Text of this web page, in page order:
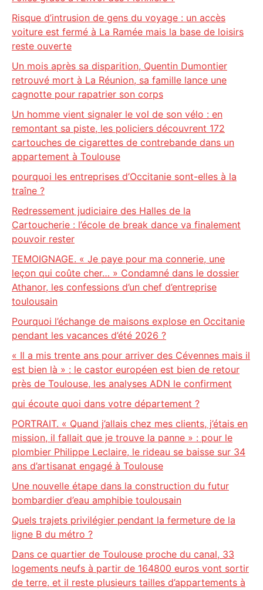
Risque d’intrusion de gens du voyage : un accès
voiture est fermé à La Ramée mais la base de loisirs
reste ouverte
Un mois après sa disparition, Quentin Dumontier
retrouvé mort à La Réunion, sa famille lance une
cagnotte pour rapatrier son corps
Un homme vient signaler le vol de son vélo : en
remontant sa piste, les policiers découvrent 172
cartouches de cigarettes de contrebande dans un
appartement à Toulouse
pourquoi les entreprises d’Occitanie sont-elles à la
traîne ?
Redressement judiciaire des Halles de la
Cartoucherie : l’école de break dance va finalement
pouvoir rester
TEMOIGNAGE. « Je paye pour ma connerie, une
leçon qui coûte cher… » Condamné dans le dossier
Athanor, les confessions d’un chef d’entreprise
toulousain
Pourquoi l’échange de maisons explose en Occitanie
pendant les vacances d’été 2026 ?
« Il a mis trente ans pour arriver des Cévennes mais il
est bien là » : le castor européen est bien de retour
près de Toulouse, les analyses ADN le confirment
qui écoute quoi dans votre département ?
PORTRAIT. « Quand j’allais chez mes clients, j’étais en
mission, il fallait que je trouve la panne » : pour le
plombier Philippe Leclaire, le rideau se baisse sur 34
ans d’artisanat engagé à Toulouse
Une nouvelle étape dans la construction du futur
bombardier d’eau amphibie toulousain
Quels trajets privilégier pendant la fermeture de la
ligne B du métro ?
Dans ce quartier de Toulouse proche du canal, 33
logements neufs à partir de 164800 euros vont sortir
de terre, et il reste plusieurs tailles d’appartements à